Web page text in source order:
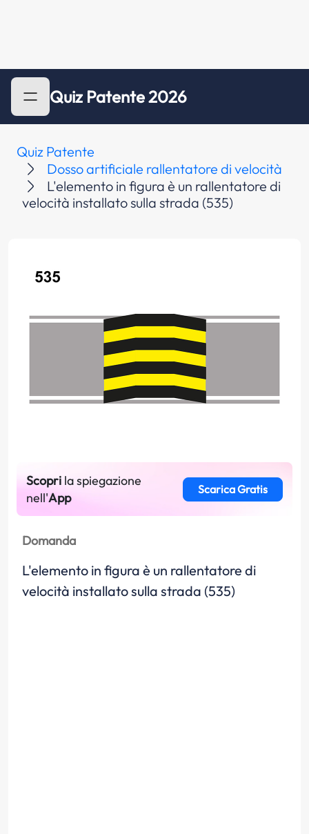
Quiz Patente 2026
Quiz Patente
Dosso artificiale rallentatore di velocità
L'elemento in figura è un rallentatore di
velocità installato sulla strada (535)
Scopri la spiegazione
nell'App
Scarica Gratis
Domanda
L'elemento in figura è un rallentatore di
velocità installato sulla strada (535)